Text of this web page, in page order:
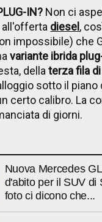
IN? Non ci
all'offerta diesel,
impossibile) che
variante ibrida
dellaterza fila
sotto il piano
certo calibro. La
di giorni.
Nuova Mercedes
d'abito per il SUV di
foto ci dicono che...